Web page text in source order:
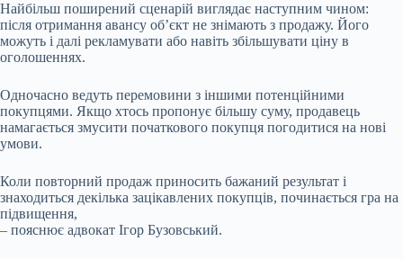
Найбільш поширений сценарій виглядає наступним чином:
після отримання авансу об’єкт не знімають з продажу. Його
можуть і далі рекламувати або навіть збільшувати ціну в
оголошеннях.
Одночасно ведуть перемовини з іншими потенційними
покупцями. Якщо хтось пропонує більшу суму, продавець
намагається змусити початкового покупця погодитися на нові
умови.
Коли повторний продаж приносить бажаний результат і
знаходиться декілька зацікавлених покупців, починається гра на
підвищення,
– пояснює адвокат Ігор Бузовський.